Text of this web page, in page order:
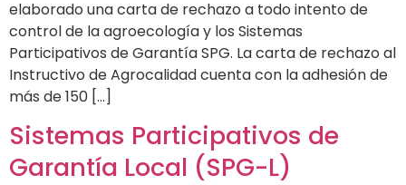
elaborado una carta de rechazo a todo intento de
control de la agroecología y los Sistemas
Participativos de Garantía SPG. La carta de rechazo al
Instructivo de Agrocalidad cuenta con la adhesión de
más de 150 […]
Sistemas Participativos de
Garantía Local (SPG-L)